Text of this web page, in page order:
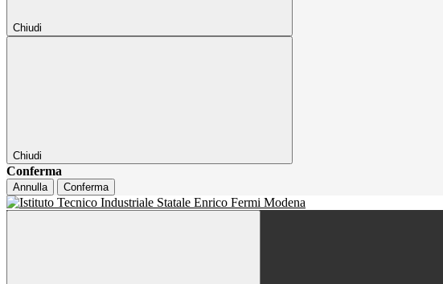
Chiudi
Chiudi
Conferma
Annulla Conferma